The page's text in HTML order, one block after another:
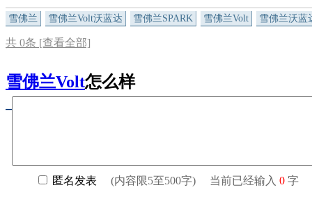
雪佛兰 雪佛兰Volt沃蓝达 雪佛兰SPARK 雪佛兰Volt 雪佛兰沃蓝
共 0条 [查看全部]
雪佛兰Volt怎么样